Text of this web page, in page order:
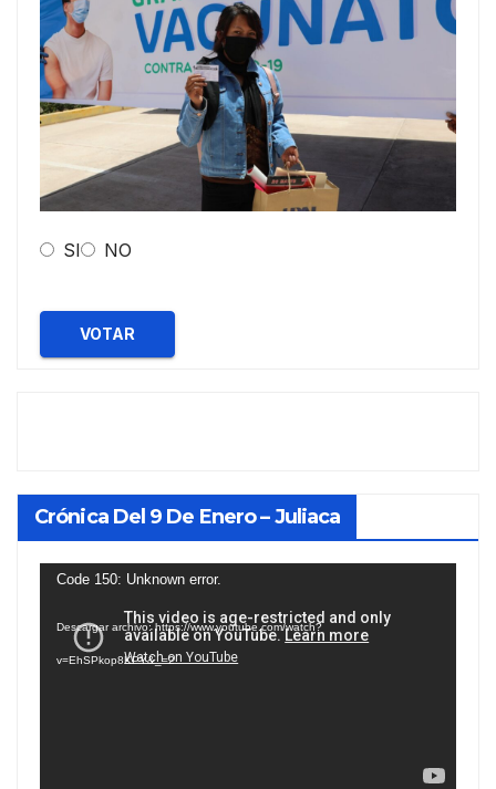
SI NO
VOTAR
Crónica Del 9 De Enero – Juliaca
Reproductor
vídeo
Code 150: Unknown error.
Descargar archivo: https://www.youtube.com/watch?
v=EhSPkop8KPY&_=2